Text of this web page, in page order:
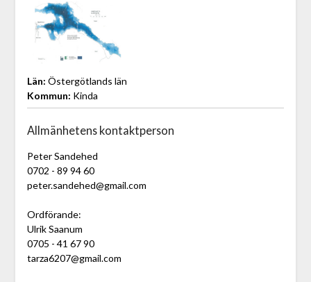
Län: Östergötlands län
Kommun: Kinda
Allmänhetens kontaktperson
Peter Sandehed
0702 - 89 94 60
peter.sandehed@gmail.com
Ordförande:
Ulrik Saanum
0705 - 41 67 90
tarza6207@gmail.com